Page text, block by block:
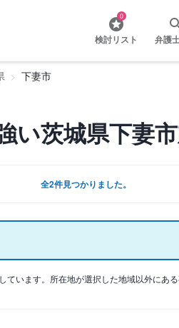
0
検討リスト 弁護
下妻市
い茨城県下妻
全2件見つかりました。
います。所在地が選択した地域以外にあ